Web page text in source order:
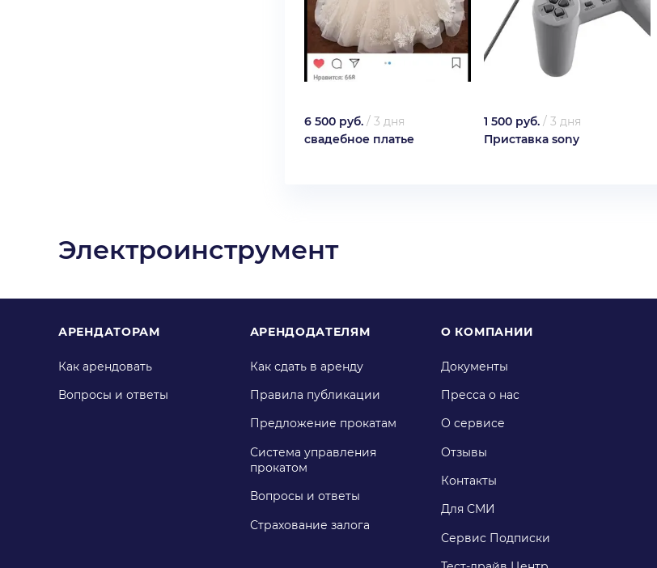
6 500 руб. / 3 дня
свадебное платье
1 500 руб. / 3 дня
Приставка sony
Электроинструмент
АРЕНДАТОРАМ
Как арендовать
Вопросы и ответы
АРЕНДОДАТЕЛЯМ
Как сдать в аренду
Правила публикации
Предложение прокатам
Система управления
прокатом
Вопросы и ответы
Страхование залога
О КОМПАНИИ
Документы
Пресса о нас
О сервисе
Отзывы
Контакты
Для СМИ
Сервис Подписки